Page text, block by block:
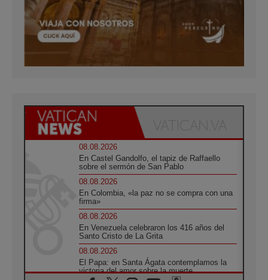
08.08.2026
En Castel Gandolfo, el tapiz de Raffaello
sobre el sermón de San Pablo
08.08.2026
En Colombia, «la paz no se compra con una
firma»
08.08.2026
En Venezuela celebraron los 416 años del
Santo Cristo de La Grita
08.08.2026
El Papa: en Santa Ágata contemplamos la
victoria del amor sobre la muerte